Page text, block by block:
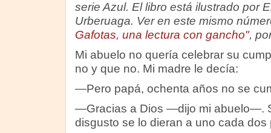
serie Azul. El libro está ilustrado por
Urberuaga. Ver en este mismo
Gafotas, una lectura con gancho",
Mi abuelo no quería celebrar su
no y que no. Mi madre le decía:
—Pero papá, ochenta años no se
—Gracias a Dios —dijo mi abuelo—.
disgusto se lo dieran a uno cada dos